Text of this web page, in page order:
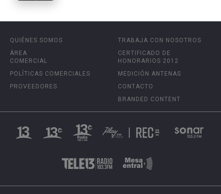
QUIÉNES SOMOS
ÁREA
COMERCIAL
POLÍTICAS COMERCIALES
PROVEEDORES
TRABAJA CON NOSOTROS
CERTIFICADO DE
HONORARIOS 2012
MEDICIÓN ANTENAS
CONTACTO
BRANDED CONTENT